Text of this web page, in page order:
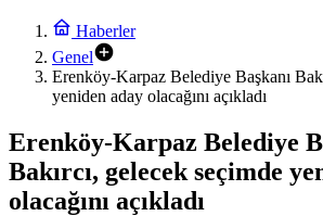
Haberler
Genel
Erenköy-Karpaz Belediye Başkanı
yeniden aday olacağını açıkladı
Erenköy-Karpaz Belediye
Bakırcı, gelecek seçimde
olacağını açıkladı